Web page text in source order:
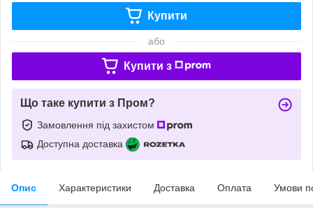
Купити
або
Купити з
Що таке купити з Пром?
Замовлення під захистом
Доступна доставка
Опис Характеристики Доставка Оплата Умови